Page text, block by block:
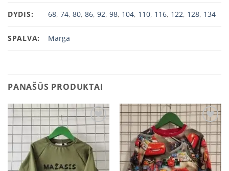
DYDIS: 68,74,80,86,92,98, 104, 110, 116, 122, 128, 134
SPALVA: Marga
PANAŠŪS PRODUKTAI
Add to
wishlist
Add to
wishlist